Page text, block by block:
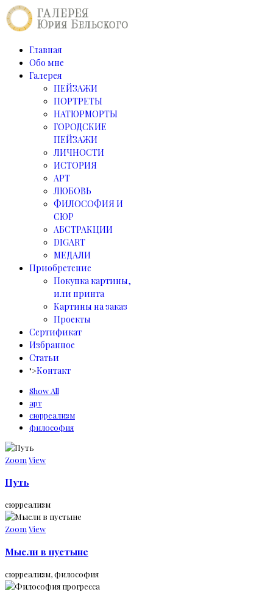
Главная
Обо мне
Галерея
ПЕЙЗАЖИ
ПОРТРЕТЫ
НАТЮРМОРТЫ
ГОРОДСКИЕ
ПЕЙЗАЖИ
ЛИЧНОСТИ
ИСТОРИЯ
АРТ
ЛЮБОВЬ
ФИЛОСОФИЯ И
СЮР
АБСТРАКЦИИ
DIGART
МЕДАЛИ
Приобретение
Покупка картины,
или принта
Картины на заказ
Проекты
Сертификат
Избранное
Статьи
">Контакт
Show All
арт
сюрреализм
философия
Zoom View
Путь
сюрреализм
ZoomView
Мысли в пустыне
сюрреализм, философия